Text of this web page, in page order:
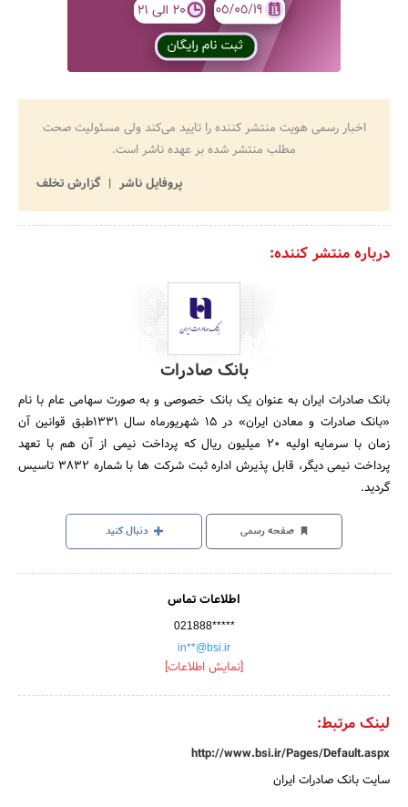
اخبار رسمی هویت منتشر کننده را تایید می‌کند ولی مسئولیت صحت
مطلب منتشر شده بر عهده ناشر است.
پروفایل ناشر
گزارش تخلف
درباره منتشر کننده:
بانک صادرات
بانک صادرات ایران به عنوان یک بانک خصوصی و به صورت سهامی عام با نام
«بانک صادرات و معادن ایران» در 15 شهریورماه سال 1331طبق قوانین آن
زمان با سرمایه اولیه 20 میلیون ریال که پرداخت نیمی از آن هم با تعهد
پرداخت نیمی دیگر، قابل پذیرش اداره ثبت شرکت ها با شماره 3832 تاسیس
گردید.
صفحه رسمی دنبال کنید
اطلاعات تماس
021888*****
in**@bsi.ir
[نمایش اطلاعات]
لینک مرتبط:
http://www.bsi.ir/Pages/Default.aspx
سایت بانک صادرات ایران